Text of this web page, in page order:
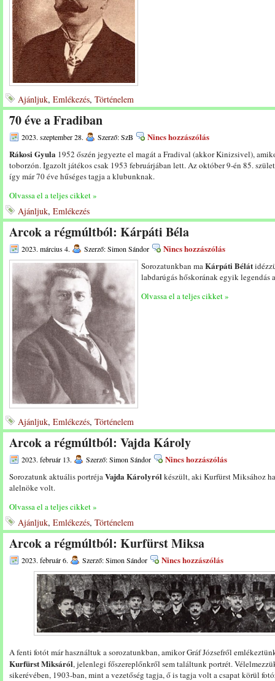
Ajánljuk, Emlékezés, Történelem
70 éve a Fradiban
2023. szeptember 28. Szerző: SzB
Nincs hozzászólás
Rákosi Gyula 1952 őszén jegyezte el magát a Fradival (akkor Kinizsivel),
toborzón. Igazolt játékos csak 1953 februárjában lett. Az október 9-én 85.
így már 70 éve hűséges tagja a klubunknak.
Olvassa el a teljes cikket »
Ajánljuk, Emlékezés
Arcok a régmúltból: Kárpáti Béla
2023. március 4. Szerző: Simon Sándor Nincs hozzászólás
Sorozatunkban maKárpáti Bélát
labdarúgás hőskorának egyik legendás
Olvassa el a teljes cikket »
Ajánljuk, Emlékezés, Történelem
Arcok a régmúltból: Vajda Károly
2023. február 13. Szerző: Simon Sándor Nincs hozzászólás
Sorozatunk aktuális portréjaVajda Károlyrólkészült, aki Kurfürst Miksához
alelnöke volt.
Olvassa el a teljes cikket »
Ajánljuk, Emlékezés, Történelem
Arcok a régmúltból: Kurfürst Miksa
2023. február 6. Szerző: Simon Sándor Nincs hozzászólás
A fenti fotót már használtuk a sorozatunkban, amikor Gráf Józsefről
Kurfürst Miksáról, jelenlegi főszereplőnkről sem találtunk portrét.
sikerévében, 1903-ban, mint a vezetőség tagja, ő is tagja volt a csapat körül